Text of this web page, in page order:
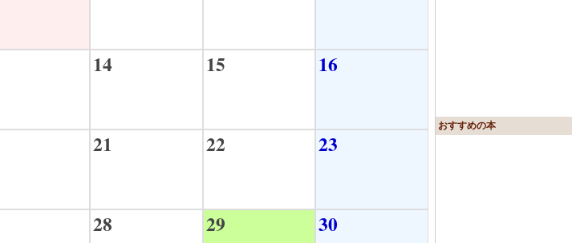
14 15 16
21 22 23
28 29 30
おすすめの本